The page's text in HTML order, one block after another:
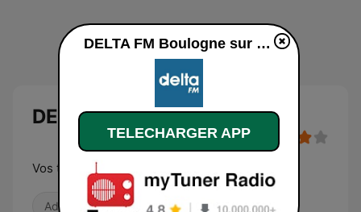
DELTA FM Boulogne sur Mer
Vos tubes préférés et l'info du Boulonnais
Adult Contemporary Locales
DELTA FM Boulogne sur Mer en ligne
TELECHARGER APP